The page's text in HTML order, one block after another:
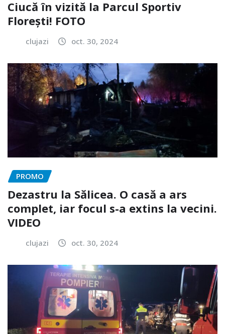
Ciucă în vizită la Parcul Sportiv
Florești! FOTO
clujazi oct. 30, 2024
PROMO
Dezastru la Sălicea. O casă a ars
complet, iar focul s-a extins la vecini.
VIDEO
clujazi oct. 30, 2024